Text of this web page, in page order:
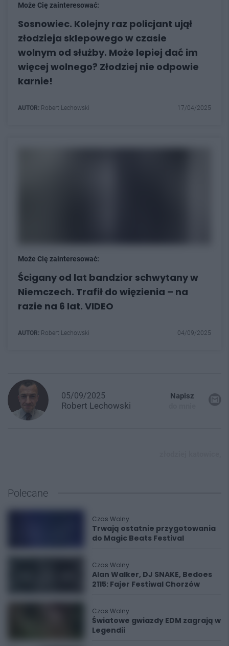
Może Cię zainteresować:
Sosnowiec. Kolejny raz policjant ujął
złodzieja sklepowego w czasie
wolnym od służby. Może lepiej dać im
więcej wolnego? Złodziej nie odpowie
karnie!
AUTOR: Robert Lechowski 17/04/2025
Może Cię zainteresować:
Ścigany od lat bandzior schwytany w
Niemczech. Trafił do więzienia – na
razie na 6 lat. VIDEO
AUTOR: Robert Lechowski 04/09/2025
05/09/2025
Robert Lechowski
Napisz
Polecane
Czas Wolny
Trwają ostatnie przygotowania
do Magic Beats Festival
Czas Wolny
Alan Walker, DJ SNAKE, Bedoes
2115: Fajer Festiwal Chorzów
Czas Wolny
Światowe gwiazdy EDM zagrają w
Legendii